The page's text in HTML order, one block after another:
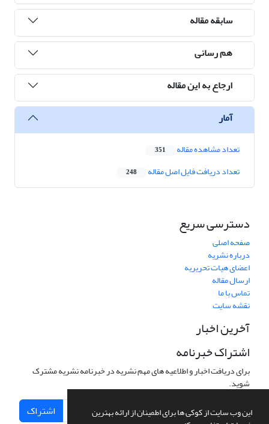
این وب سایت از کوکی ها برای اطمینان از ارائه بهترین
سابقه مقاله
هم رسانی
ارجاع به این مقاله
آمار
تعداد مشاهده مقاله 351
تعداد دریافت فایل اصل مقاله 248
دسترسی سریع
صفحه اصلی
درباره نشریه
اعضای هیات تحریریه
ارسال مقاله
تماس با ما
نقشه سایت
آخرین اخبار
اشتراک خبرنامه
برای دریافت اخبار و اطلاعیه های مهم نشریه در خبرنامه نشریه مشترک
شوید.
اشتراک